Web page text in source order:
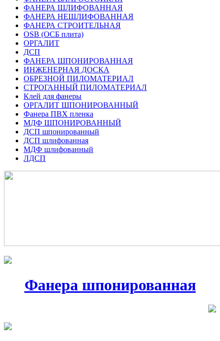
ФАНЕРА ШЛИФОВАННАЯ
ФАНЕРА НЕШЛИФОВАННАЯ
ФАНЕРА СТРОИТЕЛЬНАЯ
OSB (ОСБ плита)
ОРГАЛИТ
ДСП
ФАНЕРА ШПОНИРОВАННАЯ
ИНЖЕНЕРНАЯ ДОСКА
ОБРЕЗНОЙ ПИЛОМАТЕРИАЛ
СТРОГАННЫЙ ПИЛОМАТЕРИАЛ
Клей для фанеры
ОРГАЛИТ ШПОНИРОВАННЫЙ
Фанера ПВХ пленка
МДФ ШПОНИРОВАННЫЙ
ДСП шпонированный
ДСП шлифованная
МДФ шлифованный
ЛДСП
Фанера шпонированная